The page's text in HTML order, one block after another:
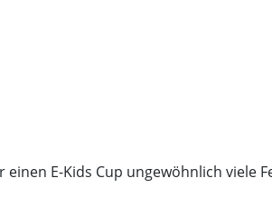
einen E-Kids Cup ungewöhnlich viele